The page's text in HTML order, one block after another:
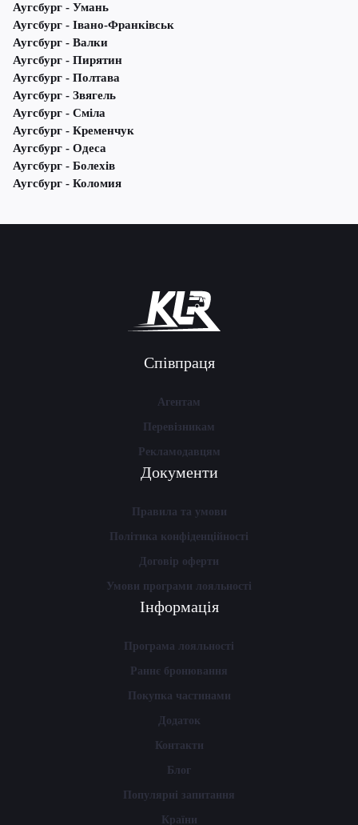
Аугсбург - Умань
Аугсбург - Івано-Франківськ
Аугсбург - Валки
Аугсбург - Пирятин
Аугсбург - Полтава
Аугсбург - Звягель
Аугсбург - Сміла
Аугсбург - Кременчук
Аугсбург - Одеса
Аугсбург - Болехів
Аугсбург - Коломия
Співпраця
Агентам
Перевізникам
Рекламодавцям
Документи
Правила та умови
Політика конфіденційності
Договір оферти
Умови програми лояльності
Інформація
Програма лояльності
Раннє бронювання
Покупка частинами
Додаток
Контакти
Блог
Популярні запитання
Країни